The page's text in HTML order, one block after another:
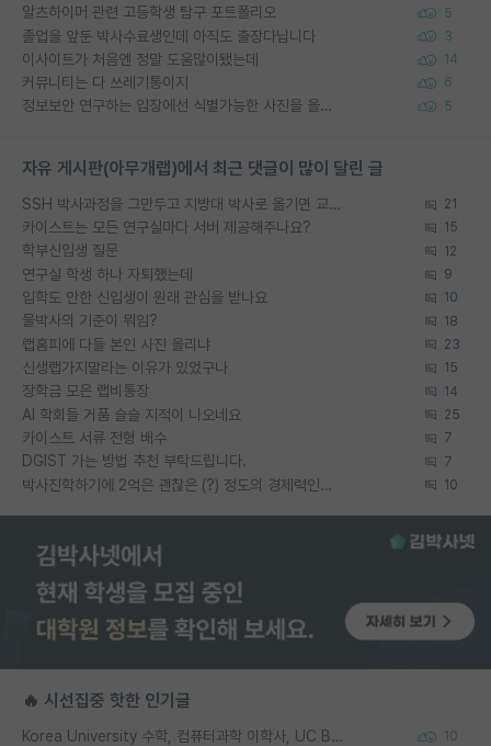
알츠하이머 관련 고등학생 탐구 포트폴리오 5
졸업을 앞둔 박사수료생인데 아직도 출장다닙니다 3
이사이트가 처음엔 정말 도움많이됐는데 14
커뮤니티는 다 쓰레기통이지 6
정보보안 연구하는 입장에선 식별가능한 사진을 올리는건 비추이긴함 5
자유 게시판(아무개랩)에서 최근 댓글이 많이 달린 글
SSH 박사과정을 그만두고 지방대 박사로 옮기면 교수의 꿈은 끝일까요? 21
카이스트는 모든 연구실마다 서버 제공해주나요? 15
학부신입생 질문 12
연구실 학생 하나 자퇴했는데 9
입학도 안한 신입생이 원래 관심을 받나요 10
물박사의 기준이 뭐임? 18
랩홈피에 다들 본인 사진 올리냐 23
신생랩가지말라는 이유가 있었구나 15
장학금 모은 랩비통장 14
AI 학회들 거품 슬슬 지적이 나오네요 25
카이스트 서류 전형 배수 7
DGIST 가는 방법 추천 부탁드립니다. 7
박사진학하기에 2억은 괜찮은 (?) 정도의 경제력인가요 10
🔥 시선집중 핫한 인기글
Korea University 수학, 컴퓨터과학 이학사, UC Berkeley 산업공학 대학원 공학박사가 되는 것은 쉽지 않겠죠? 10